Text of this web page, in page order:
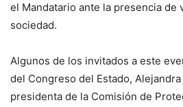
el Mandatario ante la presencia de
sociedad.
Algunos de los invitados a este
del Congreso del Estado,
presidenta de la Comisión de